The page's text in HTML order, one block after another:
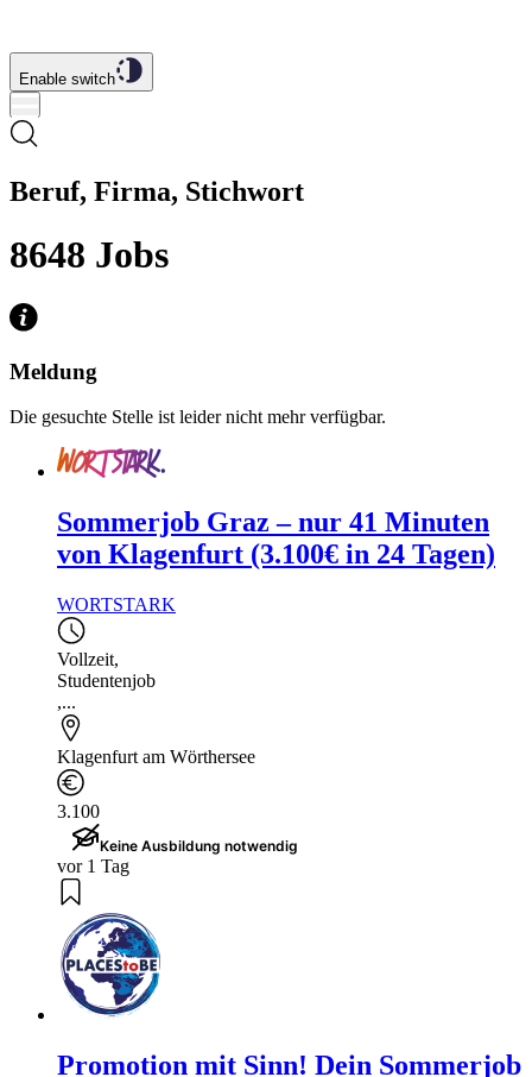
Enable switch
Beruf, Firma, Stichwort
8648 Jobs
Meldung
Die gesuchte Stelle ist leider nicht mehr verfügbar.
Sommerjob Graz – nur 41 Minuten
von Klagenfurt (3.100€ in 24 Tagen)
WORTSTARK
Vollzeit,
Studentenjob
,...
Klagenfurt am Wörthersee
3.100
Keine Ausbildung notwendig
vor 1 Tag
Promotion mit Sinn! Dein Sommerjob